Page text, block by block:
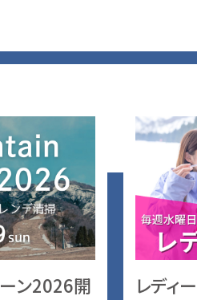
ン2026開
レディ